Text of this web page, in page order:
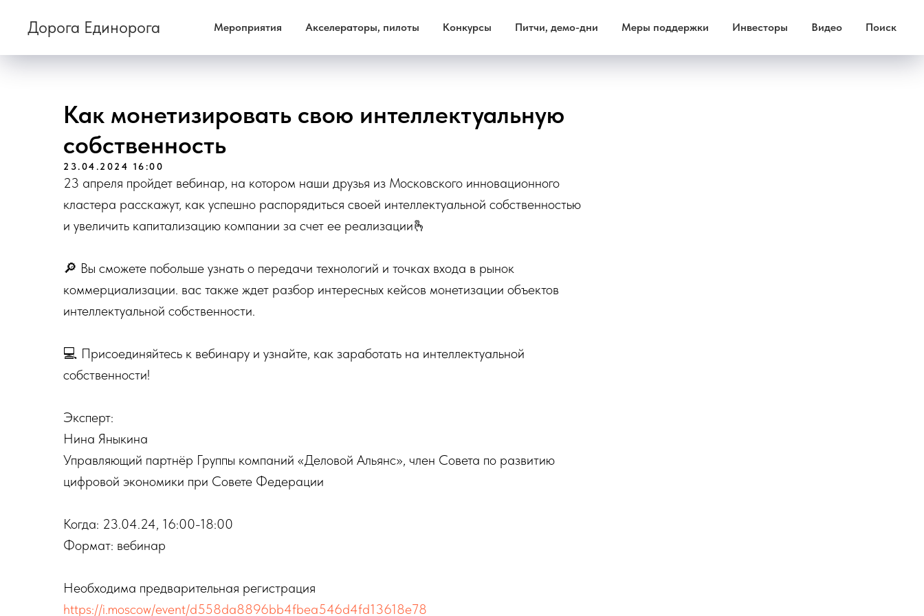
Дорога Единорога Мероприятия Акселераторы, пилоты Конкурсы Питчи, демо-дни Меры поддержки Инвесторы Видео Поиск
Как монетизировать свою интеллектуальную
собственность
23.04.2024 16:00
23 апреля пройдет вебинар, на котором наши друзья из Московского инновационного
кластера расскажут, как успешно распорядиться своей интеллектуальной собственностью
и увеличить капитализацию компании за счет ее реализации🫰
🔎 Вы сможете побольше узнать о передачи технологий и точках входа в рынок
коммерциализации. вас также ждет разбор интересных кейсов монетизации объектов
интеллектуальной собственности.
💻 Присоединяйтесь к вебинару и узнайте, как заработать на интеллектуальной
собственности!
Эксперт:
Нина Яныкина
Управляющий партнёр Группы компаний «Деловой Альянс», член Совета по развитию
цифровой экономики при Совете Федерации
Когда: 23.04.24, 16:00-18:00
Формат: вебинар
Необходима предварительная регистрация
https://i.moscow/event/d558da8896bb4fbea546d4fd13618e78